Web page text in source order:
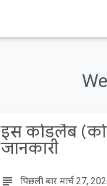
इस कोडलैब
जानकारी
subject पिछली बार मार्च 27,